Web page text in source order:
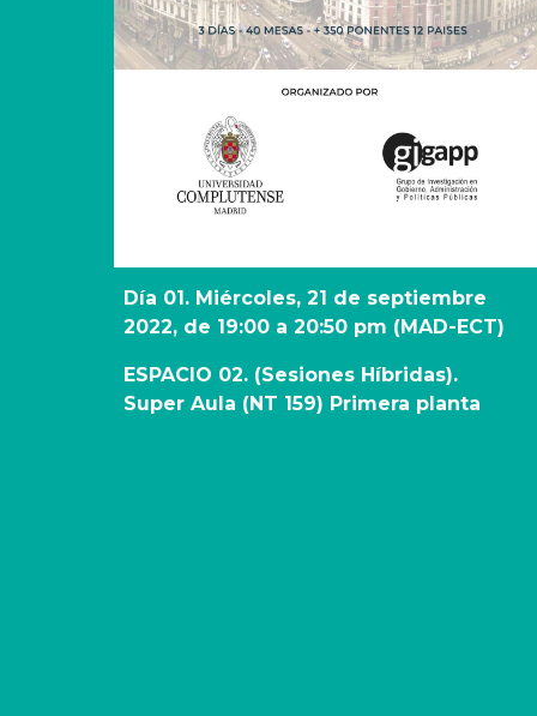
Día 01. Miércoles, 21 de septiembre
2022, de 19:00 a 20:50 pm (MAD-ECT)
ESPACIO 02. (Sesiones Híbridas).
Super Aula (NT 159) Primera planta